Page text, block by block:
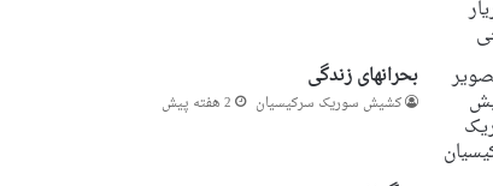
بحرانهای زندگی
کشیش سوریک سرکیسیان 2 هفته پیش